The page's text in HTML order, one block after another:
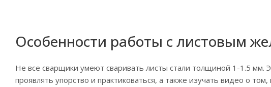
Особенности работы с листовым
Не все сварщики умеют сваривать листы стали толщиной 1-1.5 мм.
проявлять упорство и практиковаться, а также изучать видео о